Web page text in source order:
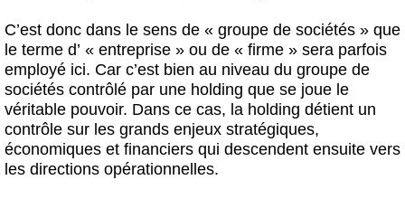
C’est donc dans le sens de « groupe de sociétés » que
le terme d’ « entreprise » ou de « firme » sera parfois
employé ici. Car c’est bien au niveau du groupe de
sociétés contrôlé par une holding que se joue le
véritable pouvoir. Dans ce cas, la holding détient un
contrôle sur les grands enjeux stratégiques,
économiques et financiers qui descendent ensuite vers
les directions opérationnelles.